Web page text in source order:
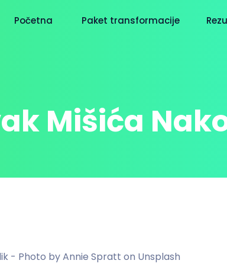
Početna Paket transformacije
Mišića